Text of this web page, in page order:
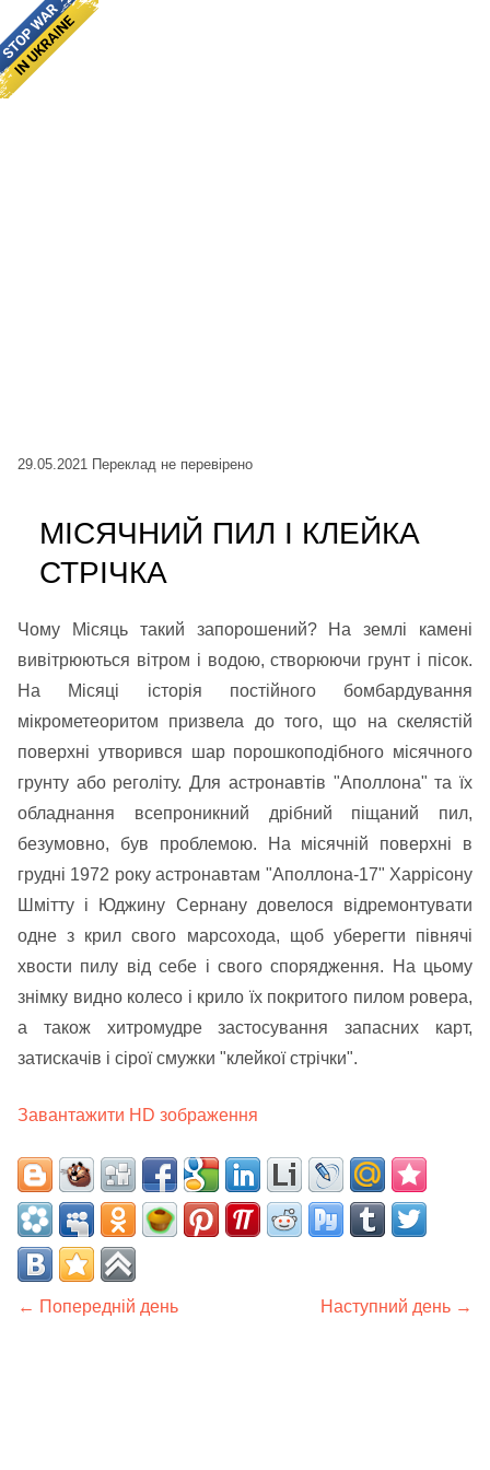
29.05.2021 Переклад не перевірено
МІСЯЧНИЙ ПИЛ І КЛЕЙКА
СТРІЧКА
Чому Місяць такий запорошений? На землі камені
вивітрюються вітром і водою, створюючи грунт і пісок.
На Місяці історія постійного бомбардування
мікрометеоритом призвела до того, що на скелястій
поверхні утворився шар порошкоподібного місячного
грунту або реголіту. Для астронавтів "Аполлона" та їх
обладнання всепроникний дрібний піщаний пил,
безумовно, був проблемою. На місячній поверхні в
грудні 1972 року астронавтам "Аполлона-17" Харрісону
Шмітту і Юджину Сернану довелося відремонтувати
одне з крил свого марсохода, щоб уберегти півнячі
хвости пилу від себе і свого спорядження. На цьому
знімку видно колесо і крило їх покритого пилом ровера,
а також хитромудре застосування запасних карт,
затискачів і сірої смужки "клейкої стрічки".
Завантажити HD зображення
← Попередній день Наступний день →